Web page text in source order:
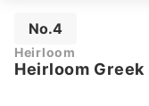
No.4
Heirloom
Heirloom